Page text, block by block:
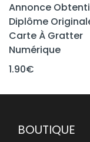
Annonce
Diplôme
Carte À Gratter
Numérique
1.90€
BOUTIQUE